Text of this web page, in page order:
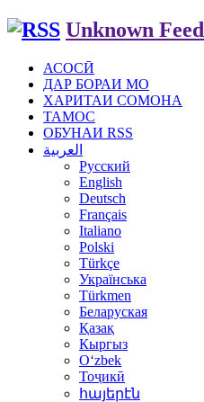
Unknown Feed
АСОСӢ
ДАР БОРАИ МО
ХАРИТАИ СОМОНА
ТАМОС
ОБУНАИ RSS
العربية
Русский
English
Deutsch
Français
Italiano
Polski
Türkçe
Українська
Türkmen
Беларуская
Қазақ
Кыргыз
Oʻzbek
Тоҷикӣ
հայերէն